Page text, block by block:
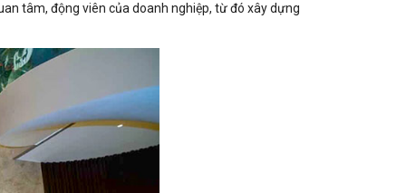
tâm, động viên của doanh nghiệp, từ đó xây dựng